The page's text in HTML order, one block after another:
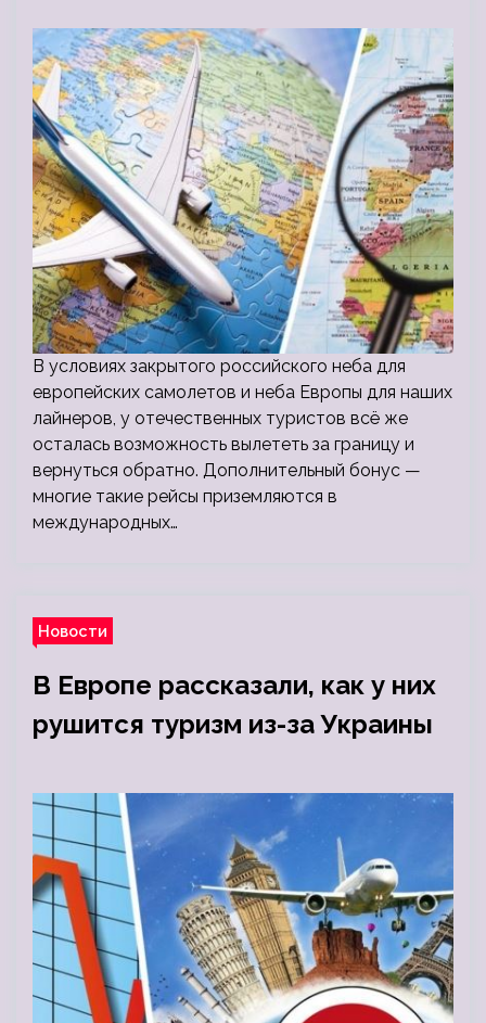
В условиях закрытого российского неба для
европейских самолетов и неба Европы для наших
лайнеров, у отечественных туристов всё же
осталась возможность вылететь за границу и
вернуться обратно. Дополнительный бонус —
многие такие рейсы приземляются в
международных…
Новости
В Европе рассказали, как у них
рушится туризм из-за Украины